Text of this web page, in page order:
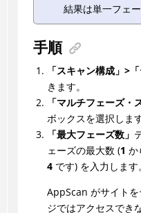
結果は単一フェ
手順
「スキャン構成」>
きます。
「マルチフェーズ・
ボックスを選択します
「最大フェーズ数」
ェーズの最大数 (1 か
4です) を入力します。
AppScan がサイト
ジではアクセスでき